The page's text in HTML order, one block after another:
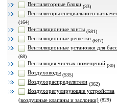
Вентиляторные блоки (33)
Вентиляторы специального
(164)
Вентиляционные зонты (581)
Вентиляционные решетки (637)
Вентиляционные установки для
(68)
Вентиляция чистых помещений (30)
Воздуховоды (535)
Воздухораспределители (362)
Воздухорегулирующие устройства
(воздушные клапаны и заслонки) (829)